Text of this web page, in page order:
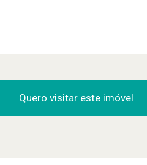
Quero visitar este imóvel